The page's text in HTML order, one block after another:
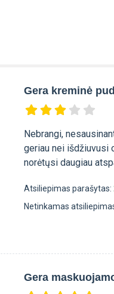
Gera kreminė
Nebrangi,
geriau nei išdžiuvusi
norėtųsi daugiau
Atsiliepimas parašytas:
Netinkamas
Gera